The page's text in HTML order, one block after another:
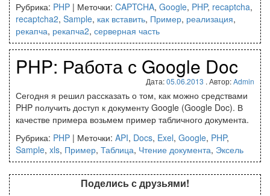
Рубрика: PHP | Меточки: CAPTCHA, Google, PHP, recaptcha,
recaptcha2, Sample, как вставить, Пример, реализация,
рекапча, рекапча2, серверная часть
PHP: Работа с Google Doc
Дата:05.06.2013 . Автор:Admin
Сегодня я решил рассказать о том, как можно средствами
PHP получить доступ к документу Google (Google Doc). В
качестве примера возьмем пример табличного документа.
Рубрика: PHP | Меточки: API, Docs, Exel, Google, PHP,
Sample, xls, Пример, Таблица, Чтение документа, Эксель
Поделись с друзьями!